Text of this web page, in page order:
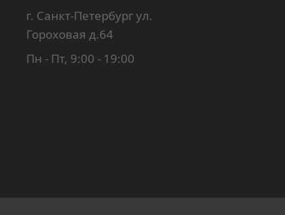
г. Санкт-Петербург ул.
Гороховая д.64
Пн - Пт, 9:00 - 19:00